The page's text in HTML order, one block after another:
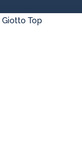
Giotto Top